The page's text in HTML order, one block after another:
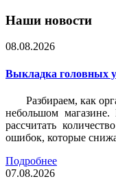
Наши новости
08.08.2026
Выкладка головных
Разбираем, как
небольшом
рассчитать
ошибок, которые
Подробнее
07.08.2026